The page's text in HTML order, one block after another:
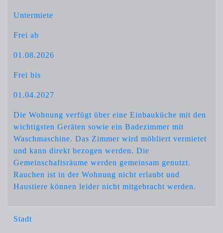
Untermiete
Frei ab
01.08.2026
Frei bis
01.04.2027
Die Wohnung verfügt über eine Einbauküche mit den
wichtigsten Geräten sowie ein Badezimmer mit
Waschmaschine. Das Zimmer wird möbliert vermietet
und kann direkt bezogen werden. Die
Gemeinschaftsräume werden gemeinsam genutzt.
Rauchen ist in der Wohnung nicht erlaubt und
Haustiere können leider nicht mitgebracht werden.
Stadt